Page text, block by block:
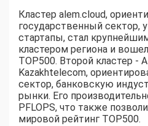
Кластер alem.cloud,
государственный сектор,
стартапы, стал
кластером региона и
TOP500. Второй кластер -
Kazakhtelecom,
сектор, банковскую
рынки. Его
PFLOPS, что также
мировой рейтинг TOP500.